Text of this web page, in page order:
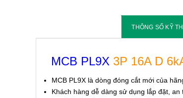
THÔNG SỐ KỸ
MCB PL9X 3P 16A D
MCB PL9X là dòng đóng cắt mới của
Khách hàng dễ dàng sử dụng lắp đặt,